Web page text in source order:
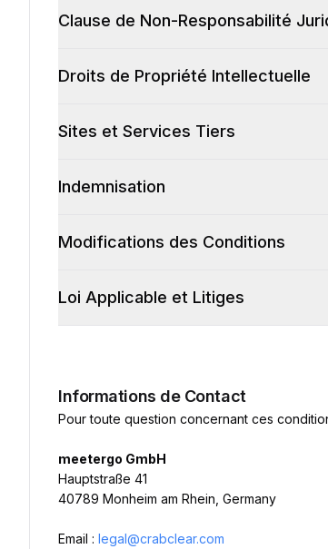
Clause de Non-Responsabilité
Droits de Propriété Intellectuelle
Sites et Services Tiers
Indemnisation
Modifications des Conditions
Loi Applicable et Litiges
Informations de Contact
Pour toute question concernant ces
meetergo GmbH
Hauptstraße 41
40789 Monheim am Rhein, Germany
Email : legal@crabclear.com